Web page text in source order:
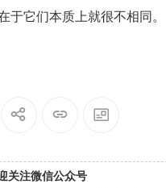
于它们本质上就很不相同。
关注微信公众号